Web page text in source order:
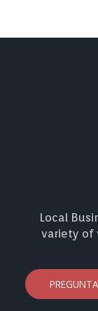
Local
variety of